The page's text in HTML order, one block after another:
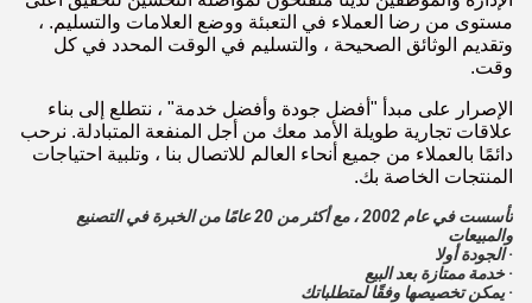
مستوى من رضا العملاء في التعبئة ووضع العلامات والتسليم. ،
وتقديم الوثائق الصحيحة ، والتسليم في الوقت المحدد في كل
وقت.
الإصرار على مبدأ "أفضل جودة وأفضل خدمة" ، نتطلع إلى بناء
علاقات تجارية طويلة الأمد معك من أجل المنفعة المتبادلة. نرحب
دائمًا بالعملاء من جميع أنحاء العالم للاتصال بنا ، وتلبية احتياجات
المنتجات الخاصة بك.
تأسست في عام 2002 ، مع أكثر من 20 عامًا من الخبرة في التصنيع
والمبيعات
· الجودة أولا
· خدمة ممتازة بعد البيع
· يمكن تخصيصها وفقًا لمتطلباتك